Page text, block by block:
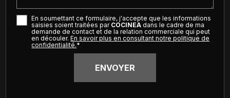
En soumettant ce formulaire, j'accepte que les informations
saisies soient traitées par COCINEA dans le cadre de ma
demande de contact et de la relation commerciale qui peut
en découler.En savoir plus en consultant notre politique de
confidentialité.*